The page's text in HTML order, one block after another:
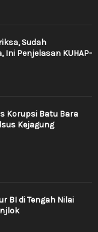
Sudah
Ini Penjelasan KUHAP-
Korupsi Batu Bara
Kejagung
BI di Tengah Nilai